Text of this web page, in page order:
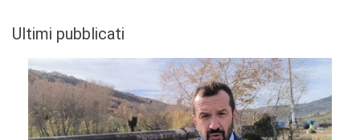
Ultimi pubblicati